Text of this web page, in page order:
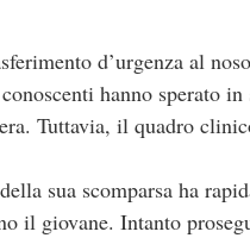
d’urgenza al
hanno sperato
Tuttavia, il quadro
sua scomparsa ha
il giovane. Intanto